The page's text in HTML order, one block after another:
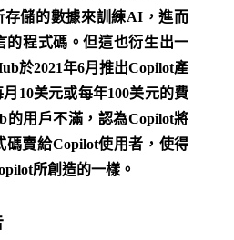
存儲的數據來訓練AI，進而
的程式碼。但這也衍生出一
於2021年6月推出Copilot產
10美元或每年100美元的費
的用戶不滿，認為Copilot將
碼賣給Copilot使用者，使得
所創造的一樣。